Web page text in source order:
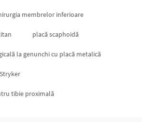
membrelor inferioare
placă scaphoidă
la genunchi cu placă metalică
tibie proximală